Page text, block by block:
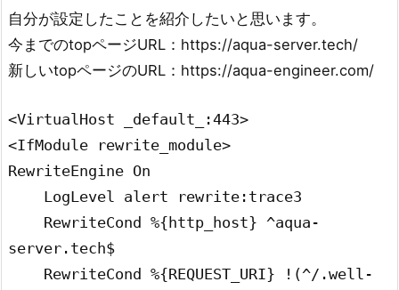
自分が設定したことを紹介したいと思います。
今までのtopページURL：https://aqua-server.tech/
新しいtopページのURL：https://aqua-engineer.com/
<VirtualHost _default_:443>
<IfModule rewrite_module>
RewriteEngine On
server.tech$